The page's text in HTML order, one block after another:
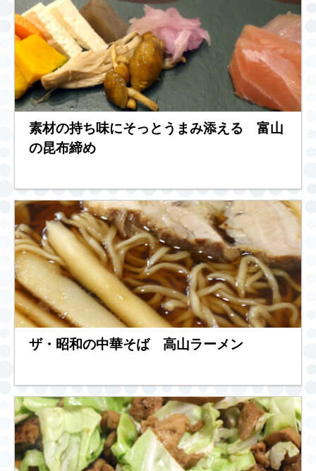
素材の持ち味にそっとうまみ添える 富山
の昆布締め
ザ・昭和の中華そば 高山ラーメン